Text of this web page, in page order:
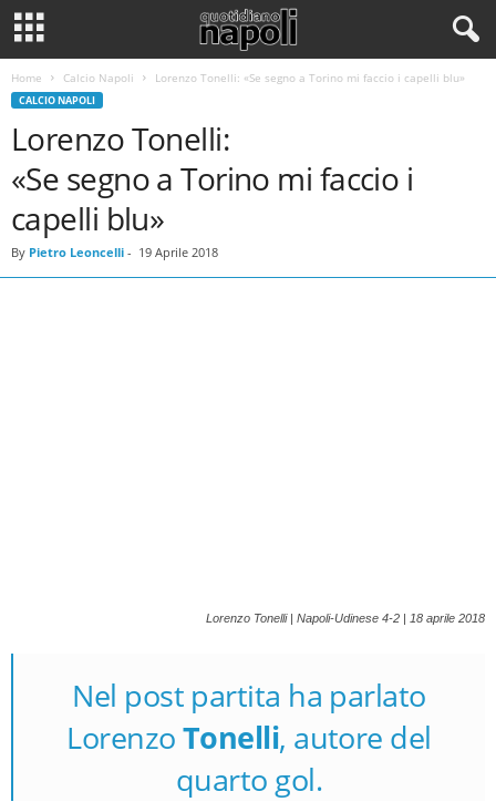
Home Calcio Napoli Lorenzo Tonelli: «Se segno a Torino mi faccio i capelli blu»
CALCIO NAPOLI
Lorenzo Tonelli:
«Se segno a Torino mi faccio i
capelli blu»
By Pietro Leoncelli - 19 Aprile 2018
Lorenzo Tonelli | Napoli-Udinese 4-2 | 18 aprile 2018
Nel post partita ha parlato
LorenzoTonelli, autore del
quarto gol.